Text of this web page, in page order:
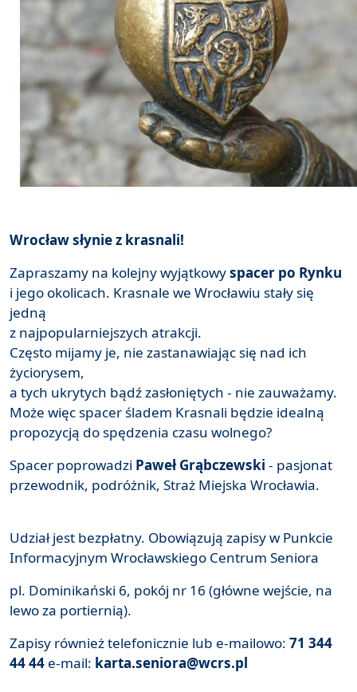
Wrocław słynie z krasnali!
Zapraszamy na kolejny wyjątkowyspacer po Rynku
i jego okolicach. Krasnale we Wrocławiu stały się
jedną
z najpopularniejszych atrakcji.
Często mijamy je, nie zastanawiając się nad ich
życiorysem,
a tych ukrytych bądź zasłoniętych - nie zauważamy.
Może więc spacer śladem Krasnali będzie idealną
propozycją do spędzenia czasu wolnego?
Spacer poprowadzi Paweł Grąbczewski - pasjonat
przewodnik, podróżnik, Straż Miejska Wrocławia.
Udział jest bezpłatny. Obowiązują zapisy w Punkcie
Informacyjnym Wrocławskiego Centrum Seniora
pl. Dominikański 6, pokój nr 16 (główne wejście, na
lewo za portiernią).
Zapisy również telefonicznie lub e-mailowo: 71 344
44 44 e-mail: karta.seniora@wcrs.pl